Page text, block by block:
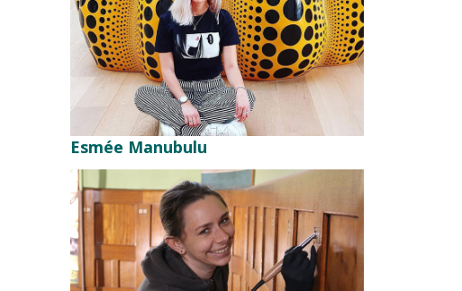
Esmée Manubulu